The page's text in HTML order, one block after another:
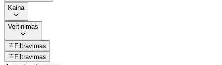
Kaina
Vertinimas
Filtravimas
Filtravimas